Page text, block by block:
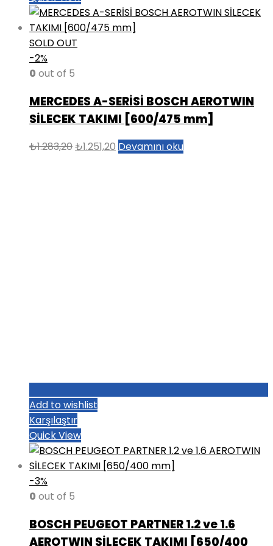
SOLD OUT
-2%
0 out of 5
MERCEDES A-SERİSİ BOSCH AEROTWIN
SİLECEK TAKIMI [600/475 mm]
₺1.283,20Orijinal
₺1.251,20 Şu
Devamını oku
Add to wishlist
Karşılaştır
Quick View
-3%
0 out of 5
BOSCH PEUGEOT PARTNER 1.2 ve 1.6
AEROTWIN SİLECEK TAKIMI [650/400